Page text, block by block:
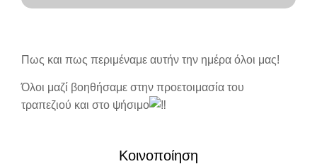
Πως και πως περιμέναμε αυτήν την ημέρα όλοι μας!
Όλοι μαζί βοηθήσαμε στην προετοιμασία του
τραπεζιού και στο ψήσιμο
Κοινοποίηση